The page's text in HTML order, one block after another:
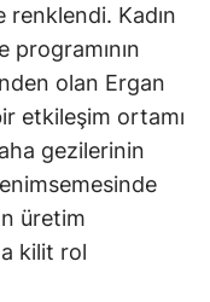
Kadın
olan Ergan
etkileşim ortamı
gezilerinin
üretim
kilit rol